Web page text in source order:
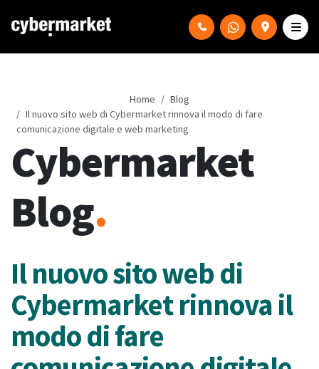
Home
Blog
Il nuovo sito web di Cybermarket rinnova il modo di fare
comunicazione digitale e web marketing
Cybermarket
Blog.
Il nuovo sito web di
Cybermarket rinnova il
modo di fare